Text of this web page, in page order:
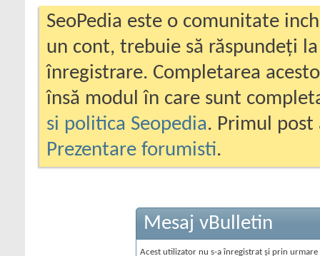
SeoPedia este o comunitate
un cont, trebuie să răspundeți
înregistrare. Completarea
însă modul în care sunt
si politica Seopedia. Primul
Prezentare forumisti.
Mesaj vBulletin
Acest utilizator nu s-a înregistrat și prin